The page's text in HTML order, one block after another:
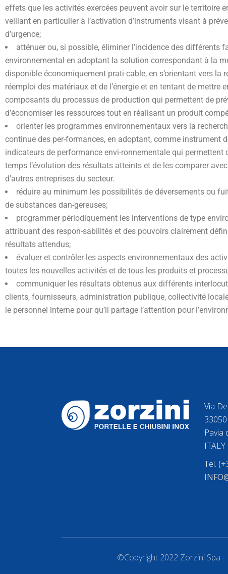
effets que les activités exercées peuvent avoir sur le territoire
veillant en particulier à l’activation d’instruments visant à
d’urgence;
atténuer ou, si possible, éliminer l’incidence des différents
environnemental en adoptant la solution correspondant à la
disponible économiquement prati-cable, en s’orientant vers la
réemploi des matériaux et de l’énergie et en tentant de mettre
composants du processus de production qui permettent de
d’économiser les ressources tout en réalisant un produit
orienter les programmes environnementaux vers la
continue des per-formances, en adoptant, comme instrument
indicateurs de performance envi-ronnementale qui permettent
temps l’évolution des résultats atteints et de les comparer
d’autres entreprises du secteur.
réduire au minimum les possibilités de déversements ou
de substances dan-gereuses;
programmer périodiquement les interventions de type
attribuant des respon-sabilités et des pouvoirs clairement
résultats attendus;
évaluer et contrôler les aspects environnementaux des
toutes les nouvelles activités et de tous les produits et
communiquer les résultats obtenus aux différents
clients, fournisseurs, administration publique, collectivité
le personnel interne pour qu’il partage l’attention pour
Via
Pavia
ITALY
Tel.
©Copyright 2022 Zorzini Spa -